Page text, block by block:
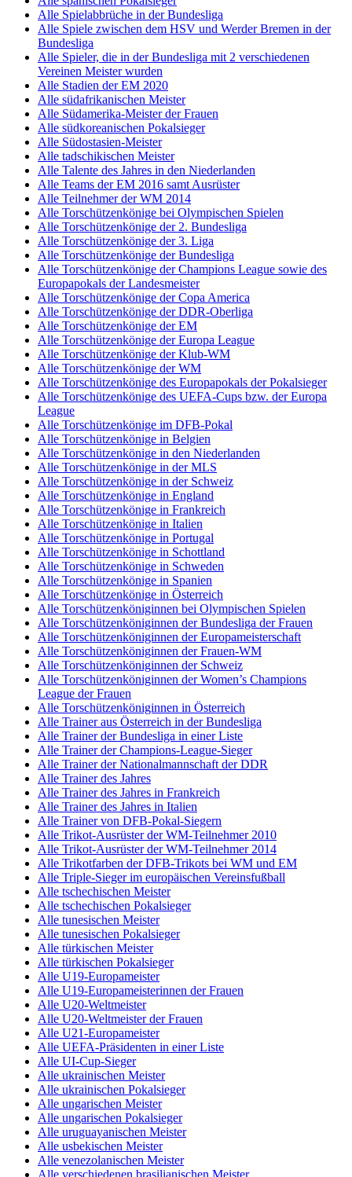
Alle Spielabbrüche in der Bundesliga
Alle Spiele zwischen dem HSV und Werder Bremen in der
Bundesliga
Alle Spieler, die in der Bundesliga mit 2 verschiedenen
Vereinen Meister wurden
Alle Stadien der EM 2020
Alle südafrikanischen Meister
Alle Südamerika-Meister der Frauen
Alle südkoreanischen Pokalsieger
Alle Südostasien-Meister
Alle tadschikischen Meister
Alle Talente des Jahres in den Niederlanden
Alle Teams der EM 2016 samt Ausrüster
Alle Teilnehmer der WM 2014
Alle Torschützenkönige bei Olympischen Spielen
Alle Torschützenkönige der 2. Bundesliga
Alle Torschützenkönige der 3. Liga
Alle Torschützenkönige der Bundesliga
Alle Torschützenkönige der Champions League sowie des
Europapokals der Landesmeister
Alle Torschützenkönige der Copa America
Alle Torschützenkönige der DDR-Oberliga
Alle Torschützenkönige der EM
Alle Torschützenkönige der Europa League
Alle Torschützenkönige der Klub-WM
Alle Torschützenkönige der WM
Alle Torschützenkönige des Europapokals der Pokalsieger
Alle Torschützenkönige des UEFA-Cups bzw. der Europa
League
Alle Torschützenkönige im DFB-Pokal
Alle Torschützenkönige in Belgien
Alle Torschützenkönige in den Niederlanden
Alle Torschützenkönige in der MLS
Alle Torschützenkönige in der Schweiz
Alle Torschützenkönige in England
Alle Torschützenkönige in Frankreich
Alle Torschützenkönige in Italien
Alle Torschützenkönige in Portugal
Alle Torschützenkönige in Schottland
Alle Torschützenkönige in Schweden
Alle Torschützenkönige in Spanien
Alle Torschützenkönige in Österreich
Alle Torschützenköniginnen bei Olympischen Spielen
Alle Torschützenköniginnen der Bundesliga der Frauen
Alle Torschützenköniginnen der Europameisterschaft
Alle Torschützenköniginnen der Frauen-WM
Alle Torschützenköniginnen der Schweiz
Alle Torschützenköniginnen der Women’s Champions
League der Frauen
Alle Torschützenköniginnen in Österreich
Alle Trainer aus Österreich in der Bundesliga
Alle Trainer der Bundesliga in einer Liste
Alle Trainer der Champions-League-Sieger
Alle Trainer der Nationalmannschaft der DDR
Alle Trainer des Jahres
Alle Trainer des Jahres in Frankreich
Alle Trainer des Jahres in Italien
Alle Trainer von DFB-Pokal-Siegern
Alle Trikot-Ausrüster der WM-Teilnehmer 2010
Alle Trikot-Ausrüster der WM-Teilnehmer 2014
Alle Trikotfarben der DFB-Trikots bei WM und EM
Alle Triple-Sieger im europäischen Vereinsfußball
Alle tschechischen Meister
Alle tschechischen Pokalsieger
Alle tunesischen Meister
Alle tunesischen Pokalsieger
Alle türkischen Meister
Alle türkischen Pokalsieger
Alle U19-Europameister
Alle U19-Europameisterinnen der Frauen
Alle U20-Weltmeister
Alle U20-Weltmeister der Frauen
Alle U21-Europameister
Alle UEFA-Präsidenten in einer Liste
Alle UI-Cup-Sieger
Alle ukrainischen Meister
Alle ukrainischen Pokalsieger
Alle ungarischen Meister
Alle ungarischen Pokalsieger
Alle uruguayanischen Meister
Alle usbekischen Meister
Alle venezolanischen Meister
Alle verschiedenen brasilianischen Meister